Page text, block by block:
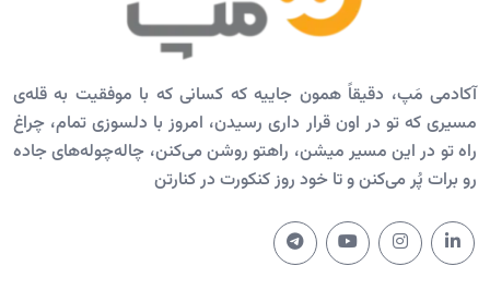
آکادمی مَپ، دقیقاً همون جاییه که کسانی که با موفقیت به قله‌ی
مسیری که تو در اون قرار داری رسیدن، امروز با دلسوزی تمام، چراغ
راه تو در این مسیر میشن، راهتو روشن می‌کنن، چاله‌چوله‌های جاده
رو برات پُر می‌کنن و تا خود روز کنکورت در کنارتن